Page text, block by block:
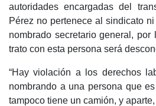
autoridades encargadas del
Pérez no pertenece al sindicato
nombrado secretario general,
trato con esta persona será
“Hay violación a los derechos
nombrando a una persona que
tampoco tiene un camión, y